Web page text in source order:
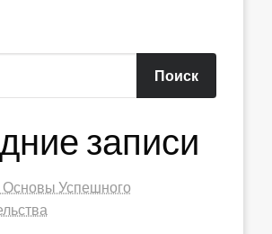
Поиск
записи
Основы Успешного